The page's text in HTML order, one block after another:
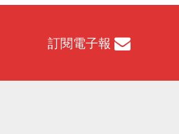
訂閱電子報